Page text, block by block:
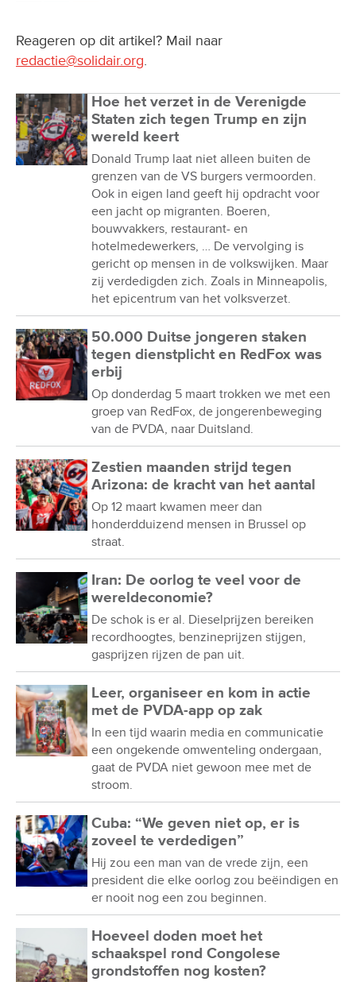
Reageren op dit artikel? Mail naar
redactie@solidair.org.
Hoe het verzet in de Verenigde
Staten zich tegen Trump en zijn
wereld keert
Donald Trump laat niet alleen buiten de
grenzen van de VS burgers vermoorden.
Ook in eigen land geeft hij opdracht voor
een jacht op migranten. Boeren,
bouwvakkers, restaurant- en
hotelmedewerkers, … De vervolging is
gericht op mensen in de volkswijken. Maar
zij verdedigden zich. Zoals in Minneapolis,
het epicentrum van het volksverzet.
50.000 Duitse jongeren staken
tegen dienstplicht en RedFox was
erbij
Op donderdag 5 maart trokken we met een
groep van RedFox, de jongerenbeweging
van de PVDA, naar Duitsland.
Zestien maanden strijd tegen
Arizona: de kracht van het aantal
Op 12 maart kwamen meer dan
honderdduizend mensen in Brussel op
straat.
Iran: De oorlog te veel voor de
wereldeconomie?
De schok is er al. Dieselprijzen bereiken
recordhoogtes, benzineprijzen stijgen,
gasprijzen rijzen de pan uit.
Leer, organiseer en kom in actie
met de PVDA-app op zak
In een tijd waarin media en communicatie
een ongekende omwenteling ondergaan,
gaat de PVDA niet gewoon mee met de
stroom.
Cuba: “We geven niet op, er is
zoveel te verdedigen”
Hij zou een man van de vrede zijn, een
president die elke oorlog zou beëindigen en
er nooit nog een zou beginnen.
Hoeveel doden moet het
schaakspel rond Congolese
grondstoffen nog kosten?